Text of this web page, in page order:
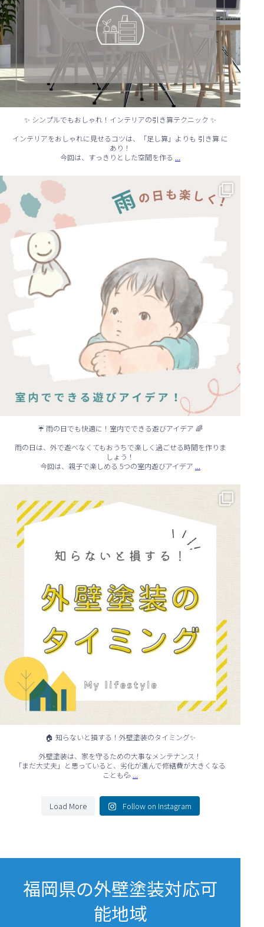
✨ シンプルでもおしゃれ！インテリアの引き算テクニック ✨
インテリアをおしゃれに見せるコツは、「足し算」よりも 引き算 に
あり！
今回は、すっきりとした空間を作る ...
☔ 雨の日でも快適に！室内でできる遊びアイデア 🌈
...
☔ 雨の日でも快適に！室内でできる遊びアイデア 🌈
雨の日は、外で遊べなくてもおうちで楽しく過ごせる時間を作りま
しょう！
今回は、親子で楽しめる 5つの室内遊びアイデア ...
...
🏠 知らないと損する！外壁塗装のタイミング✨
外壁塗装は、家を守るための大事なメンテナンス！
「まだ大丈夫」と思っていると、劣化が進んで修繕費が大きくなる
ことも💦 ...
Load More Follow on Instagram
福岡県の外壁塗装対応可
能地域